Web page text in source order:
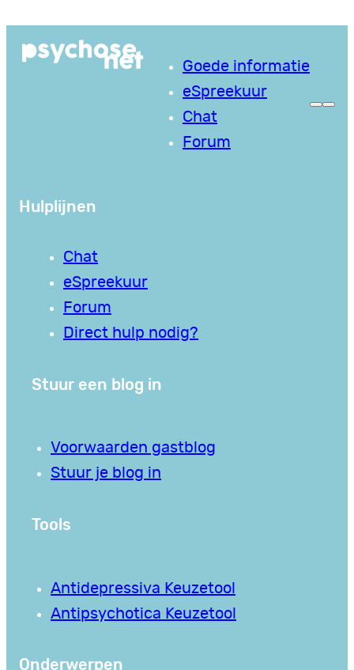
naar
Goede informatie
eSpreekuur
Chat
Forum
Hulplijnen
Chat
eSpreekuur
Forum
Direct hulp nodig?
Stuur een blog in
Voorwaarden gastblog
Stuur je blog in
Tools
Antidepressiva Keuzetool
Antipsychotica Keuzetool
Onderwerpen